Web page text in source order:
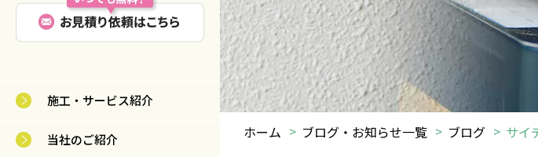
施工・サービス紹介
当社のご紹介 ホーム ブログ・お知らせ一覧 ブログ サイ